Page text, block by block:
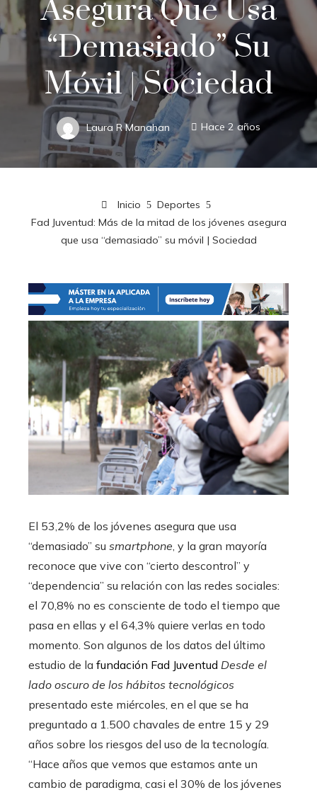
Asegura Que Usa
“demasiado” Su
Móvil | Sociedad
Laura R Manahan Hace 2 años
Inicio
Deportes
Fad Juventud: Más de la mitad de los jóvenes asegura
que usa “demasiado” su móvil | Sociedad
El 53,2% de los jóvenes asegura que usa
“demasiado” su smartphone , y la gran mayoría
reconoce que vive con “cierto descontrol” y
“dependencia” su relación con las redes sociales:
el 70,8% no es consciente de todo el tiempo que
pasa en ellas y el 64,3% quiere verlas en todo
momento. Son algunos de los datos del último
estudio de la fundación Fad Juventud Desde el
lado oscuro de los hábitos tecnológicos
presentado este miércoles, en el que se ha
preguntado a 1.500 chavales de entre 15 y 29
años sobre los riesgos del uso de la tecnología.
“Hace años que vemos que estamos ante un
cambio de paradigma, casi el 30% de los jóvenes